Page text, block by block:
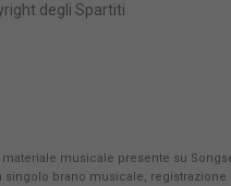
degli Spartiti
musicale presente su
brano musicale,